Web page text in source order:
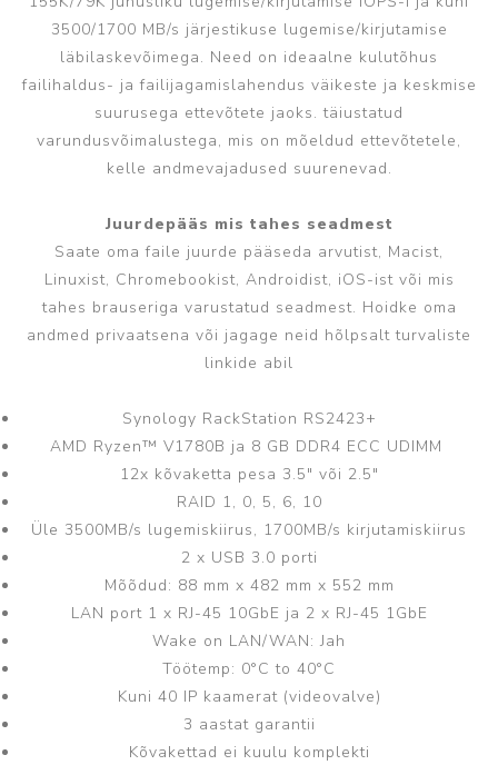
3500/1700 MB/s järjestikuse lugemise/kirjutamise
läbilaskevõimega. Need on ideaalne kulutõhus
failihaldus- ja failijagamislahendus väikeste ja keskmise
suurusega ettevõtete jaoks. täiustatud
varundusvõimalustega, mis on mõeldud ettevõtetele,
kelle andmevajadused suurenevad.
Juurdepääs mis tahes seadmest
Saate oma faile juurde pääseda arvutist, Macist,
Linuxist, Chromebookist, Androidist, iOS-ist või mis
tahes brauseriga varustatud seadmest. Hoidke oma
andmed privaatsena või jagage neid hõlpsalt turvaliste
linkide abil
Synology RackStation RS2423+
AMD Ryzen™ V1780B ja 8 GB DDR4 ECC UDIMM
12x kõvaketta pesa 3.5" või 2.5"
RAID 1, 0, 5, 6, 10
Üle 3500MB/s lugemiskiirus, 1700MB/s kirjutamiskiirus
2 x USB 3.0 porti
Mõõdud: 88 mm x 482 mm x 552 mm
LAN port 1 x RJ-45 10GbE ja 2 x RJ-45 1GbE
Wake on LAN/WAN: Jah
Töötemp: 0°C to 40°C
Kuni 40 IP kaamerat (videovalve)
3 aastat garantii
Kõvakettad ei kuulu komplekti